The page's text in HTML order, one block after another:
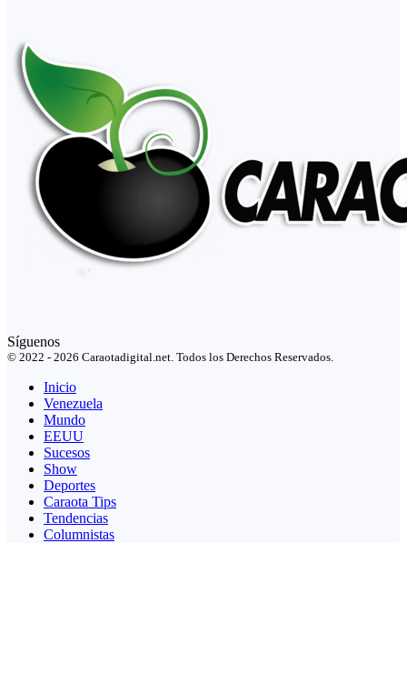
Síguenos
© 2022 - 2026 Caraotadigital.net. Todos los Derechos Reservados.
Inicio
Venezuela
Mundo
EEUU
Sucesos
Show
Deportes
Caraota Tips
Tendencias
Columnistas